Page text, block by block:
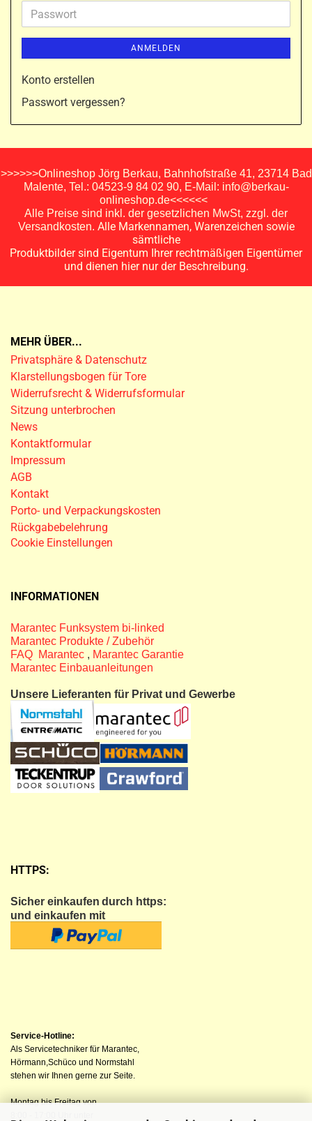
Adresse
Passwort
ANMELDEN
Konto erstellen
Passwort vergessen?
>>>>>>Onlineshop Jörg Berkau, Bahnhofstraße 41, 23714 Bad
Malente, Tel.: 04523-9 84 02 90, E-Mail: info@berkau-
onlineshop.de<<<<<<
Alle Preise sind inkl. der gesetzlichen MwSt, zzgl. der
Versandkosten. Alle Markennamen, Warenzeichen sowie
sämtliche
Produktbilder sind Eigentum Ihrer rechtmäßigen Eigentümer
und dienen hier nur der Beschreibung.
MEHR ÜBER...
Privatsphäre & Datenschutz
Klarstellungsbogen für Tore
Widerrufsrecht & Widerrufsformular
Sitzung unterbrochen
News
Kontaktformular
Impressum
AGB
Kontakt
Porto- und Verpackungskosten
Rückgabebelehrung
Cookie Einstellungen
INFORMATIONEN
Marantec Funksystem bi-linked
Marantec Produkte / Zubehör
FAQ Marantec , Marantec Garantie
Marantec Einbauanleitungen
Unsere Lieferanten für Privat und Gewerbe
HTTPS:
Sicher einkaufen durch https:
und einkaufen mit
Service-Hotline:
Als Servicetechniker für Marantec,
Hörmann,Schüco und Normstahl
stehen wir Ihnen gerne zur Seite.
Montag bis Freitag von